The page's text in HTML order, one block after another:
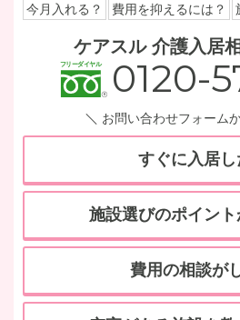
今月入れる？ 費用を抑えるには？
ケアスル 介護入居
0120-
お問い合わせフォーム
すぐに入居
施設選びのポイン
費用の相談が